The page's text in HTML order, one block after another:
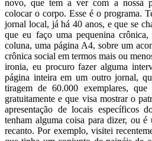
novo, que tem a ver com a nossa
colocar o corpo. Esse é o programa.
jornal local, já há 40 anos, e que se
que eu faço uma pequenina
coluna, uma página A4, sobre um
crônica social em termos mais ou
ironia, eu procuro fazer alguma
página inteira em um outro jornal,
tiragem de 60.000 exemplares,
gratuitamente e que visa mostrar o
apresentação de locais específicos
tenham alguma coisa para dizer, ou
recanto. Por exemplo, visitei